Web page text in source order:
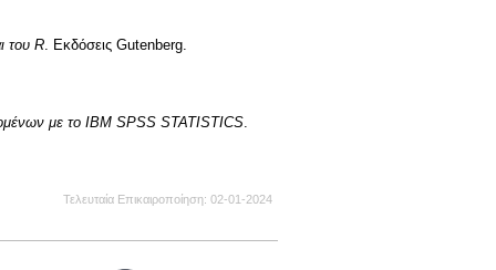
του R . Εκδόσεις Gutenberg.
με το IBM SPSS STATISTICS.
Τελευταία Επικαιροποίηση 02-01-2024